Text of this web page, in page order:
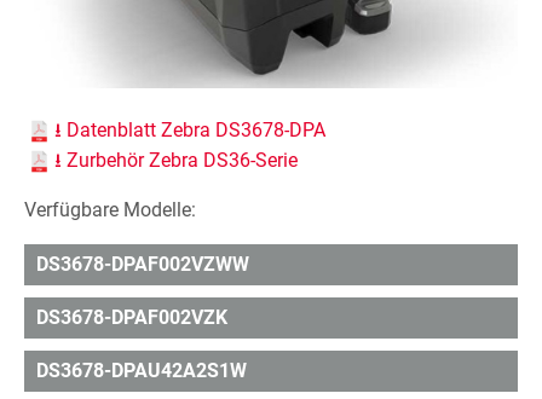
⭳ Datenblatt Zebra DS3678-DPA
⭳ Zurbehör Zebra DS36-Serie
Verfügbare Modelle:
DS3678-DPAF002VZWW
DS3678-DPAF002VZK
DS3678-DPAU42A2S1W